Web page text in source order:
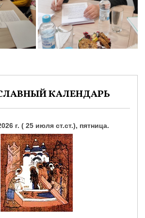
КАЛЕНДАРЬ
г. ( 25 июля ст.ст.), пятница.